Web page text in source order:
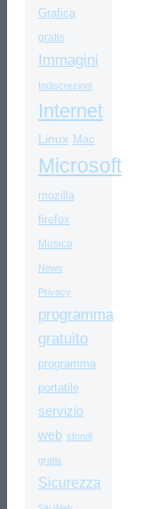
Grafica
gratis
Immagini
Indiscrezioni
Internet
Linux Mac
Microsoft
mozilla
firefox
Musica
News
Privacy
programma
gratuito
programma
portatile
servizio
web sfondi
gratis
Sicurezza